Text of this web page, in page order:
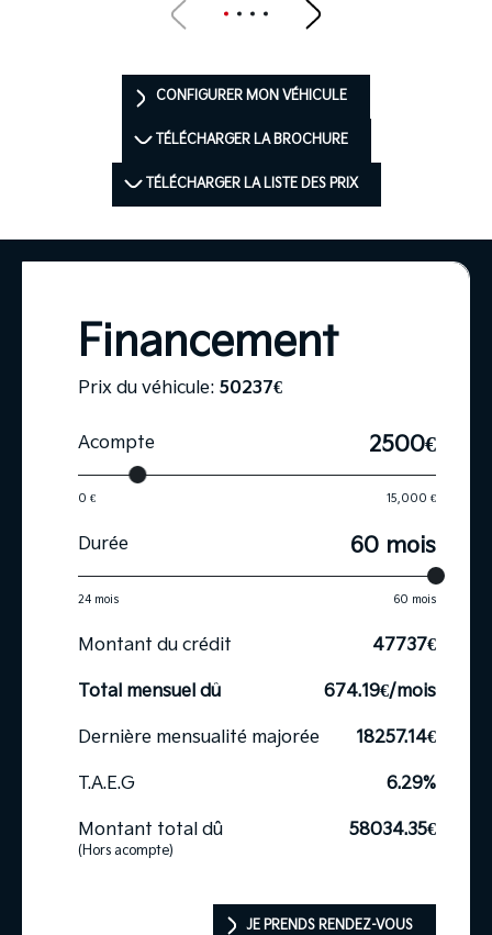
CONFIGURER MON VÉHICULE
TÉLÉCHARGER LA BROCHURE
TÉLÉCHARGER LA LISTE DES PRIX
Financement
Prix du véhicule: 50237€
Acompte 2500€
0 € 15,000 €
Durée 60 mois
24 mois 60 mois
Montant du crédit 47737€
Total mensuel dû 674.19€/mois
Dernière mensualité majorée 18257.14€
T.A.E.G 6.29%
Montant total dû
(Hors acompte)
58034.35€
JE PRENDS RENDEZ-VOUS